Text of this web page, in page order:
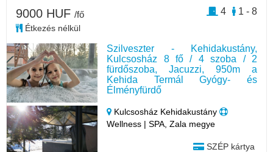
Szilveszter - Kehidakustány,
Kulcsosház 8 fő / 4 szoba / 2
fürdőszoba, Jacuzzi, 950m a
Kehida Termál Gyógy- és
Élményfürdő
Kulcsosház Kehidakustány
Wellness | SPA, Zala megye
SZÉP kártya
9000 HUF /fő
Étkezés nélkül
1 - 8
4